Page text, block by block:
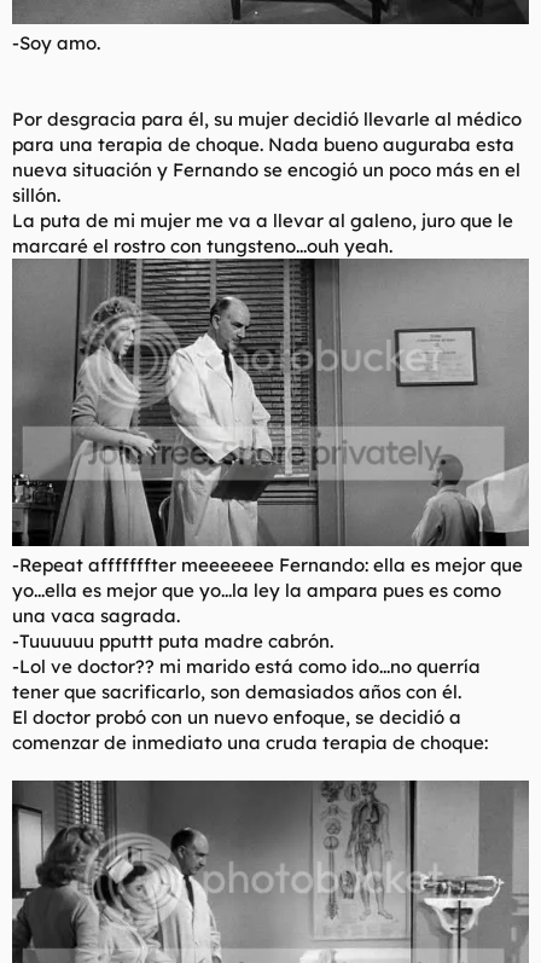
-Soy amo.
Por desgracia para él, su mujer decidió llevarle al médico
para una terapia de choque. Nada bueno auguraba esta
nueva situación y Fernando se encogió un poco más en el
sillón.
La puta de mi mujer me va a llevar al galeno, juro que le
marcaré el rostro con tungsteno...ouh yeah.
-Repeat afffffffter meeeeeee Fernando: ella es mejor que
yo...ella es mejor que yo...la ley la ampara pues es como
una vaca sagrada.
-Tuuuuuu pputtt puta madre cabrón.
-Lol ve doctor?? mi marido está como ido...no querría
tener que sacrificarlo, son demasiados años con él.
El doctor probó con un nuevo enfoque, se decidió a
comenzar de inmediato una cruda terapia de choque: